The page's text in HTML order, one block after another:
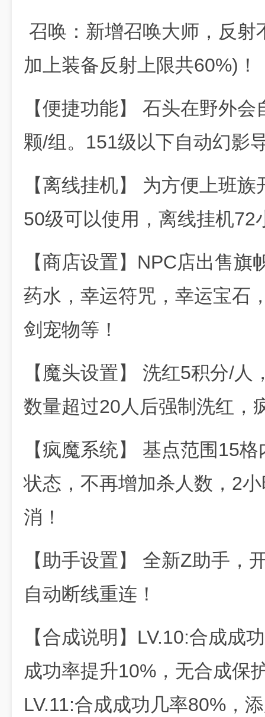
召唤：新增召唤大师，反
加上装备反射上限共60%)！
【便捷功能】 石头在野外
颗/组。151级以下自动幻影
【离线挂机】 为方便上班
50级可以使用，离线挂机72
【商店设置】NPC店出售
药水，幸运符咒，幸运宝石
剑宠物等！
【魔头设置】 洗红5积分/
数量超过20人后强制洗红，
【疯魔系统】 基点范围15
状态，不再增加杀人数，2
消！
【助手设置】 全新Z助手，
自动断线重连！
【合成说明】LV.10:合成成
成功率提升10%，无合成保
LV.11:合成成功几率80%，